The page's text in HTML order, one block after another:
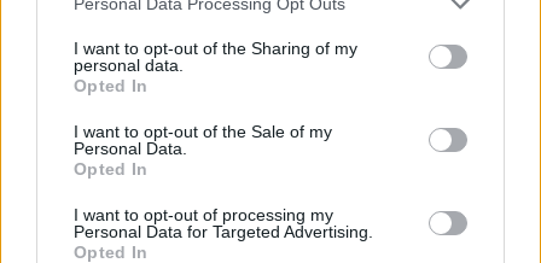
not limited to your visit or usage behaviour. You may click to
grant or deny consent to Google and its third-party tags to
use your data for below specified purposes in below Google
consent section.
I want to opt-out of the Sharing of my
personal data.
Opted In
I want to opt-out of the Sale of my
Personal Data.
Opted In
I want to opt-out of processing my
Personal Data for Targeted Advertising.
Opted In
TESTS.Vai tu esi gudrāks
par ChatGPT? 99% cilvēku
“iesprūst” 5. jautājumā